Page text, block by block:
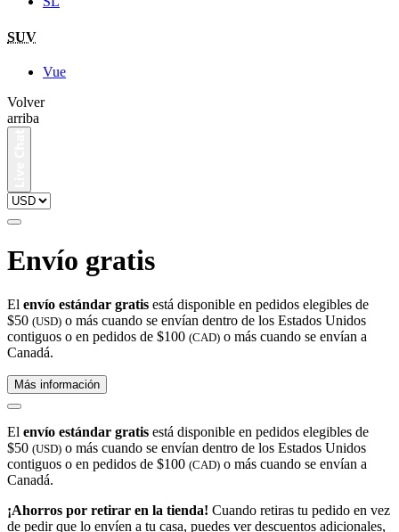
SUV
Vue
Volver
arriba
Envío gratis
El envío estándar gratis está disponible en pedidos elegibles de
$50 (USD) o más cuando se envían dentro de los Estados Unidos
contiguos o en pedidos de $100 (CAD) o más cuando se envían a
Canadá.
Más información
El envío estándar gratis está disponible en pedidos elegibles de
$50 (USD) o más cuando se envían dentro de los Estados Unidos
contiguos o en pedidos de $100 (CAD) o más cuando se envían a
Canadá.
¡Ahorros por retirar en la tienda! Cuando retiras tu pedido en vez
de pedir que lo envíen a tu casa, puedes ver descuentos adicionales,